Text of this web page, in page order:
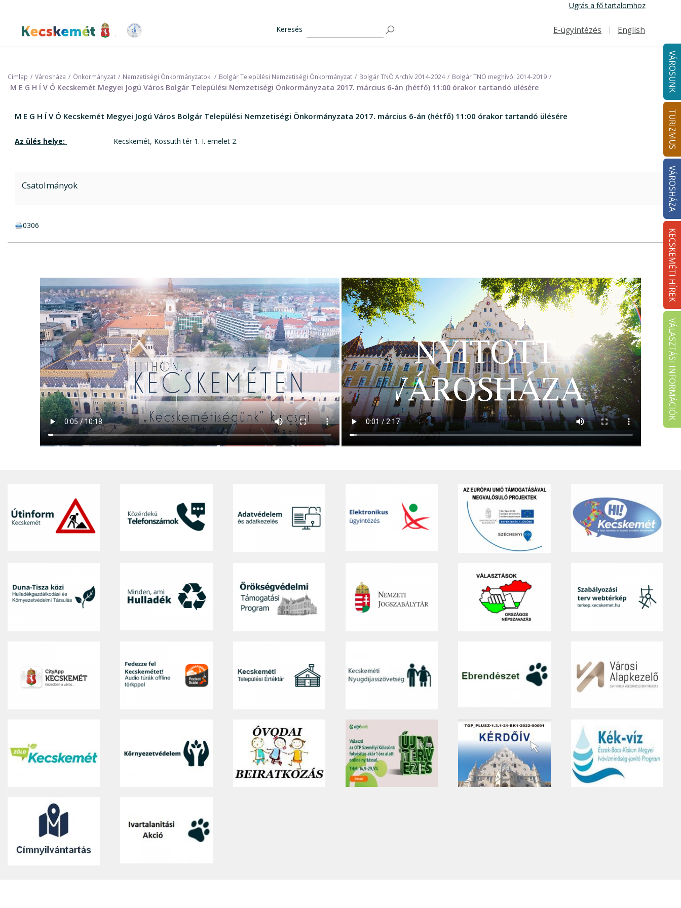
tartalomra
Ugrás a fő tartalomhoz
Kecskemét Város Honlapja
Keresés
Felső navigáció
E-ügyintézés English
VÁROSUNK
TURIZMUS
VÁROSHÁZA
KECSKEMÉTI HÍREK
VÁLASZTÁSI INFORMÁCIÓK
Címlap Városháza Önkormányzat Nemzetiségi Önkormányzatok Bolgár Települési Nemzetiségi Önkormányzat Bolgár TNÖ Archív 2014-2024 Bolgár TNÖ meghívói 2014-2019
M E G H Í V Ó Kecskemét Megyei Jogú Város Bolgár Települési Nemzetiségi Önkormányzata 2017. március 6-án (hétfő) 11:00 órakor tartandó ülésére
M E G H Í V Ó Kecskemét Megyei Jogú Város Bolgár Települési Nemzetiségi Önkormányzata 2017. március 6-án (hétfő) 11:00 órakor tartandó ülésére
Az ülés helye: Kecskemét, Kossuth tér 1. I. emelet 2.
Csatolmányok
docx csatolmány:
0306